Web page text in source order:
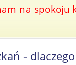
na
-